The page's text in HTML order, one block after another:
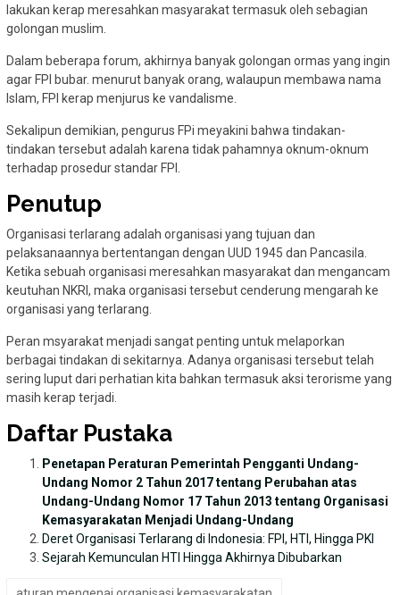
lakukan kerap meresahkan masyarakat termasuk oleh sebagian
golongan muslim.
Dalam beberapa forum, akhirnya banyak golongan ormas yang ingin
agar FPI bubar. menurut banyak orang, walaupun membawa nama
Islam, FPI kerap menjurus ke vandalisme.
Sekalipun demikian, pengurus FPi meyakini bahwa tindakan-
tindakan tersebut adalah karena tidak pahamnya oknum-oknum
terhadap prosedur standar FPI.
Penutup
Organisasi terlarang adalah organisasi yang tujuan dan
pelaksanaannya bertentangan dengan UUD 1945 dan Pancasila.
Ketika sebuah organisasi meresahkan masyarakat dan mengancam
keutuhan NKRI, maka organisasi tersebut cenderung mengarah ke
organisasi yang terlarang.
Peran msyarakat menjadi sangat penting untuk melaporkan
berbagai tindakan di sekitarnya. Adanya organisasi tersebut telah
sering luput dari perhatian kita bahkan termasuk aksi terorisme yang
masih kerap terjadi.
Daftar Pustaka
Penetapan Peraturan Pemerintah Pengganti Undang-
Undang Nomor 2 Tahun 2017 tentang Perubahan atas
Undang-Undang Nomor 17 Tahun 2013 tentang Organisasi
Kemasyarakatan Menjadi Undang-Undang
Deret Organisasi Terlarang di Indonesia: FPI, HTI, Hingga PKI
Sejarah Kemunculan HTI Hingga Akhirnya Dibubarkan